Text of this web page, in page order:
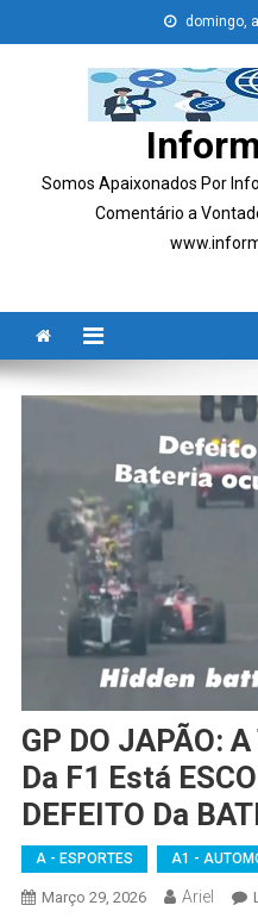
to
domingo,
Somos Apaixonados Por
Comentário a
GP DO JAPÃO:
Da F1 Está
DEFEITO Da
A - ESPORTES A1 -
Março 29, 2026 Ariel